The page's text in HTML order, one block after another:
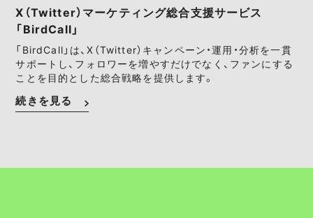
X（Twitter）マーケティング総合支援サービス
「BirdCall」
「BirdCall」は、X（Twitter）キャンペーン・運用・分析を一貫
サポートし、フォロワーを増やすだけでなく、ファンにする
ことを目的とした総合戦略を提供します。
続きを見る